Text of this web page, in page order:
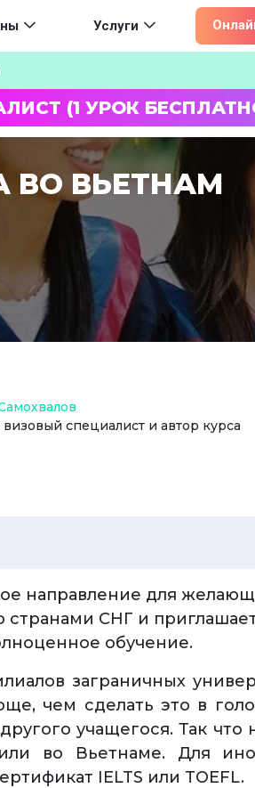
Услуги
(1 УРОК
ВО ВЬЕТНАМ
специалист и автор курса
направление для
СНГ и
обучение.
заграничных
чем сделать это в
учащегося. Так
во Вьетнаме. Для
IELTS или TOEFL.